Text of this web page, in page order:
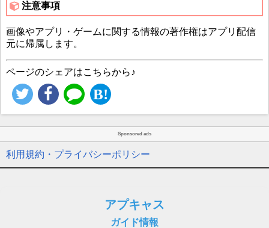
注意事項
画像やアプリ・ゲームに関する情報の著作権はアプリ配信
元に帰属します。
ページのシェアはこちらから♪
Sponsored ads
利用規約・プライバシーポリシー
アプキャス
ガイド情報